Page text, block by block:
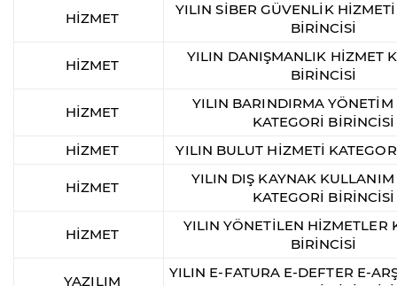
HİZMET
YILIN SİBER GÜVENLİK
BİRİNCİSİ
HİZMET
YILIN DANIŞMANLIK HİZMET
BİRİNCİSİ
HİZMET
YILIN BARINDIRMA
KATEGORİ BİRİNCİSİ
HİZMET
YILIN BULUT HİZMETİ
HİZMET
YILIN DIŞ KAYNAK
KATEGORİ BİRİNCİSİ
HİZMET
YILIN YÖNETİLEN HİZMETLER
BİRİNCİSİ
YAZILIM
YILIN E-FATURA E-DEFTER E-